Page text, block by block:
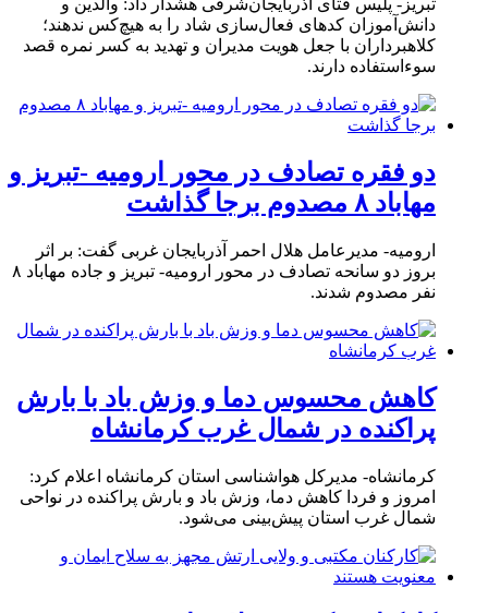
تبریز- پلیس فتای آذربایجان‌شرقی هشدار داد: والدین و
دانش‌آموزان کدهای فعال‌سازی شاد را به هیچ‌کس ندهند؛
کلاهبرداران با جعل هویت مدیران و تهدید به کسر نمره قصد
سوءاستفاده دارند.
دو فقره تصادف در محور ارومیه -تبریز و
مهاباد ۸ مصدوم برجا گذاشت
ارومیه- مدیرعامل هلال احمر آذربایجان غربی گفت: بر اثر
بروز دو سانحه تصادف در محور ارومیه- تبریز و جاده مهاباد ۸
نفر مصدوم شدند.
کاهش محسوس دما و وزش باد با بارش
پراکنده در شمال غرب کرمانشاه
کرمانشاه- مدیرکل هواشناسی استان کرمانشاه اعلام کرد:
امروز و فردا کاهش دما، وزش باد و بارش پراکنده در نواحی
شمال غرب استان پیش‌بینی می‌شود.